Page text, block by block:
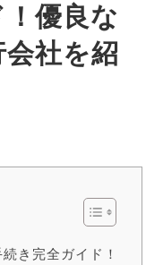
優良な
社を紹
き完全ガイド！